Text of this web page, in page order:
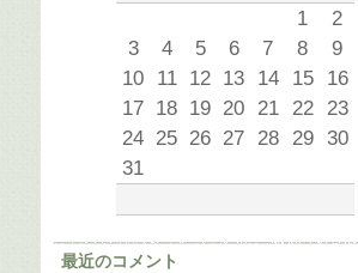
1
2
3
4 5 6 7 8
9
10 11 12 13 14 15
16
17 18 19 20 21 22
23
24 25 26 27 28 29 30
31
最近のコメント